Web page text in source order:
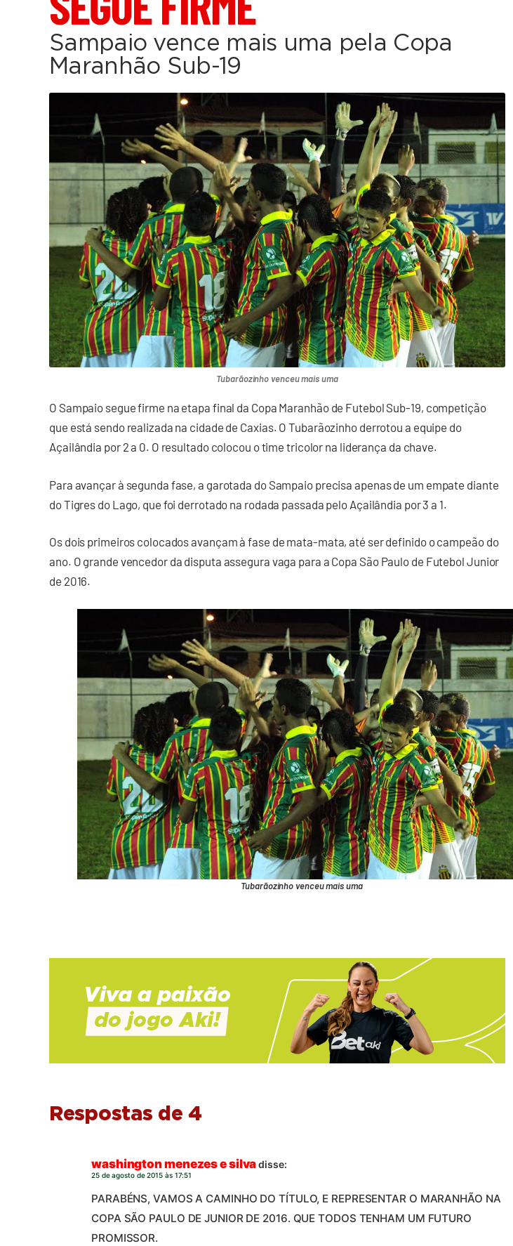
Sampaio vence mais uma pela Copa
Maranhão Sub-19
Tubarãozinho venceu mais uma
O Sampaio segue firme na etapa final da Copa Maranhão de Futebol Sub-19, competição
que está sendo realizada na cidade de Caxias. O Tubarãozinho derrotou a equipe do
Açailândia por 2 a 0. O resultado colocou o time tricolor na liderança da chave.
Para avançar à segunda fase, a garotada do Sampaio precisa apenas de um empate diante
do Tigres do Lago, que foi derrotado na rodada passada pelo Açailândia por 3 a 1.
Os dois primeiros colocados avançam à fase de mata-mata, até ser definido o campeão do
ano. O grande vencedor da disputa assegura vaga para a Copa São Paulo de Futebol Junior
de 2016.
Tubarãozinho venceu mais uma
Respostas de 4
washington menezes e silvadisse:
25 de agosto de 2015 às 17:51
PARABÉNS, VAMOS A CAMINHO DO TÍTULO, E REPRESENTAR O MARANHÃO NA
COPA SÃO PAULO DE JUNIOR DE 2016. QUE TODOS TENHAM UM FUTURO
PROMISSOR.